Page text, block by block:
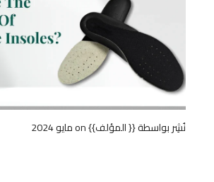
نُشِر بواسطة {{ المؤلف}}onمايو 2024